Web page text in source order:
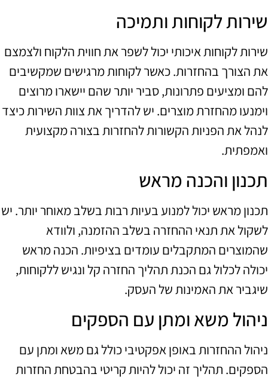
שירות לקוחות ותמיכה
שירות לקוחות איכותי יכול לשפר את חווית הלקוח ולצמצם
את הצורך בהחזרות. כאשר לקוחות מרגישים שמקשיבים
להם ומציעים פתרונות, סביר יותר שהם יישארו מרוצים
וימנעו מהחזרת מוצרים. יש להדריך את צוות השירות כיצד
לנהל את הפניות הקשורות להחזרות בצורה מקצועית
ואמפתית.
תכנון והכנה מראש
תכנון מראש יכול למנוע בעיות רבות בשלב מאוחר יותר. יש
לשקול את תנאי ההחזרה בשלב ההזמנה, ולוודא
שהמוצרים המתקבלים עומדים בציפיות. הכנה מראש
יכולה לכלול גם הכנת תהליך החזרה קל ונגיש ללקוחות,
שיגביר את האמינות של העסק.
ניהול משא ומתן עם הספקים
ניהול ההחזרות באופן אפקטיבי כולל גם משא ומתן עם
הספקים. תהליך זה יכול להיות קריטי בהבטחת החזרות